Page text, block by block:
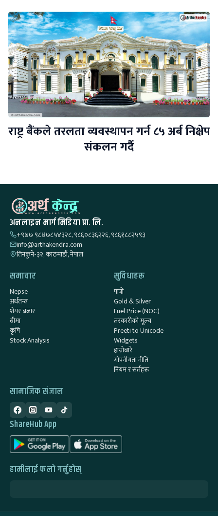
राष्ट्र बैंकले तरलता व्यवस्थापन गर्न ८५ अर्ब निक्षेप
संकलन गर्दै
अनलाइन मार्ग मिडिया प्रा. लि.
+९७७ ९८४७८५४३२८, ९८६०८३६२२६, ९८६१८८२५९३
info@arthakendra.com
तिनकुने-३२, काठमाडौं, नेपाल
समाचार
Nepse
अर्थतन्त्र
शेयर बजार
बीमा
कृषि
Stock Analysis
सुविधाहरू
पात्रो
Gold & Silver
Fuel Price (NOC)
तरकारीको मूल्य
Preeti to Unicode
Widgets
हाम्रोबारे
गोपनीयता नीति
नियम र सर्तहरू
सामाजिक संजाल
ShareHub App
हामीलाई फलो गर्नुहोस्